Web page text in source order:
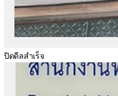
ปิดดีลสำเร็จ